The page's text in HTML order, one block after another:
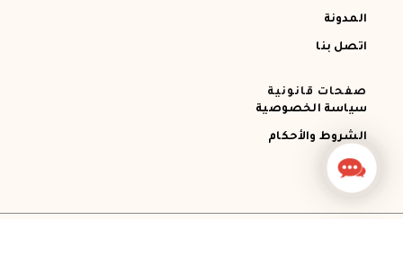
المدونة
اتصل بنا
صفحات قانونية
سياسة الخصوصية
الشروط والأحكام
Contact
Us